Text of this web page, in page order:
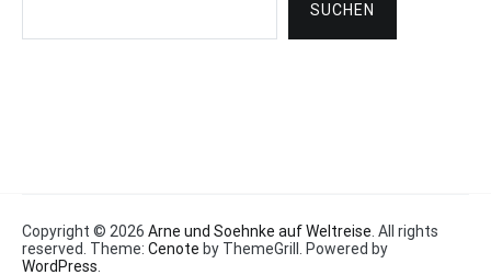
SUCHEN
Copyright © 2026 Arne und Soehnke auf Weltreise . All rights
reserved. Theme: Cenote by ThemeGrill. Powered by
WordPress